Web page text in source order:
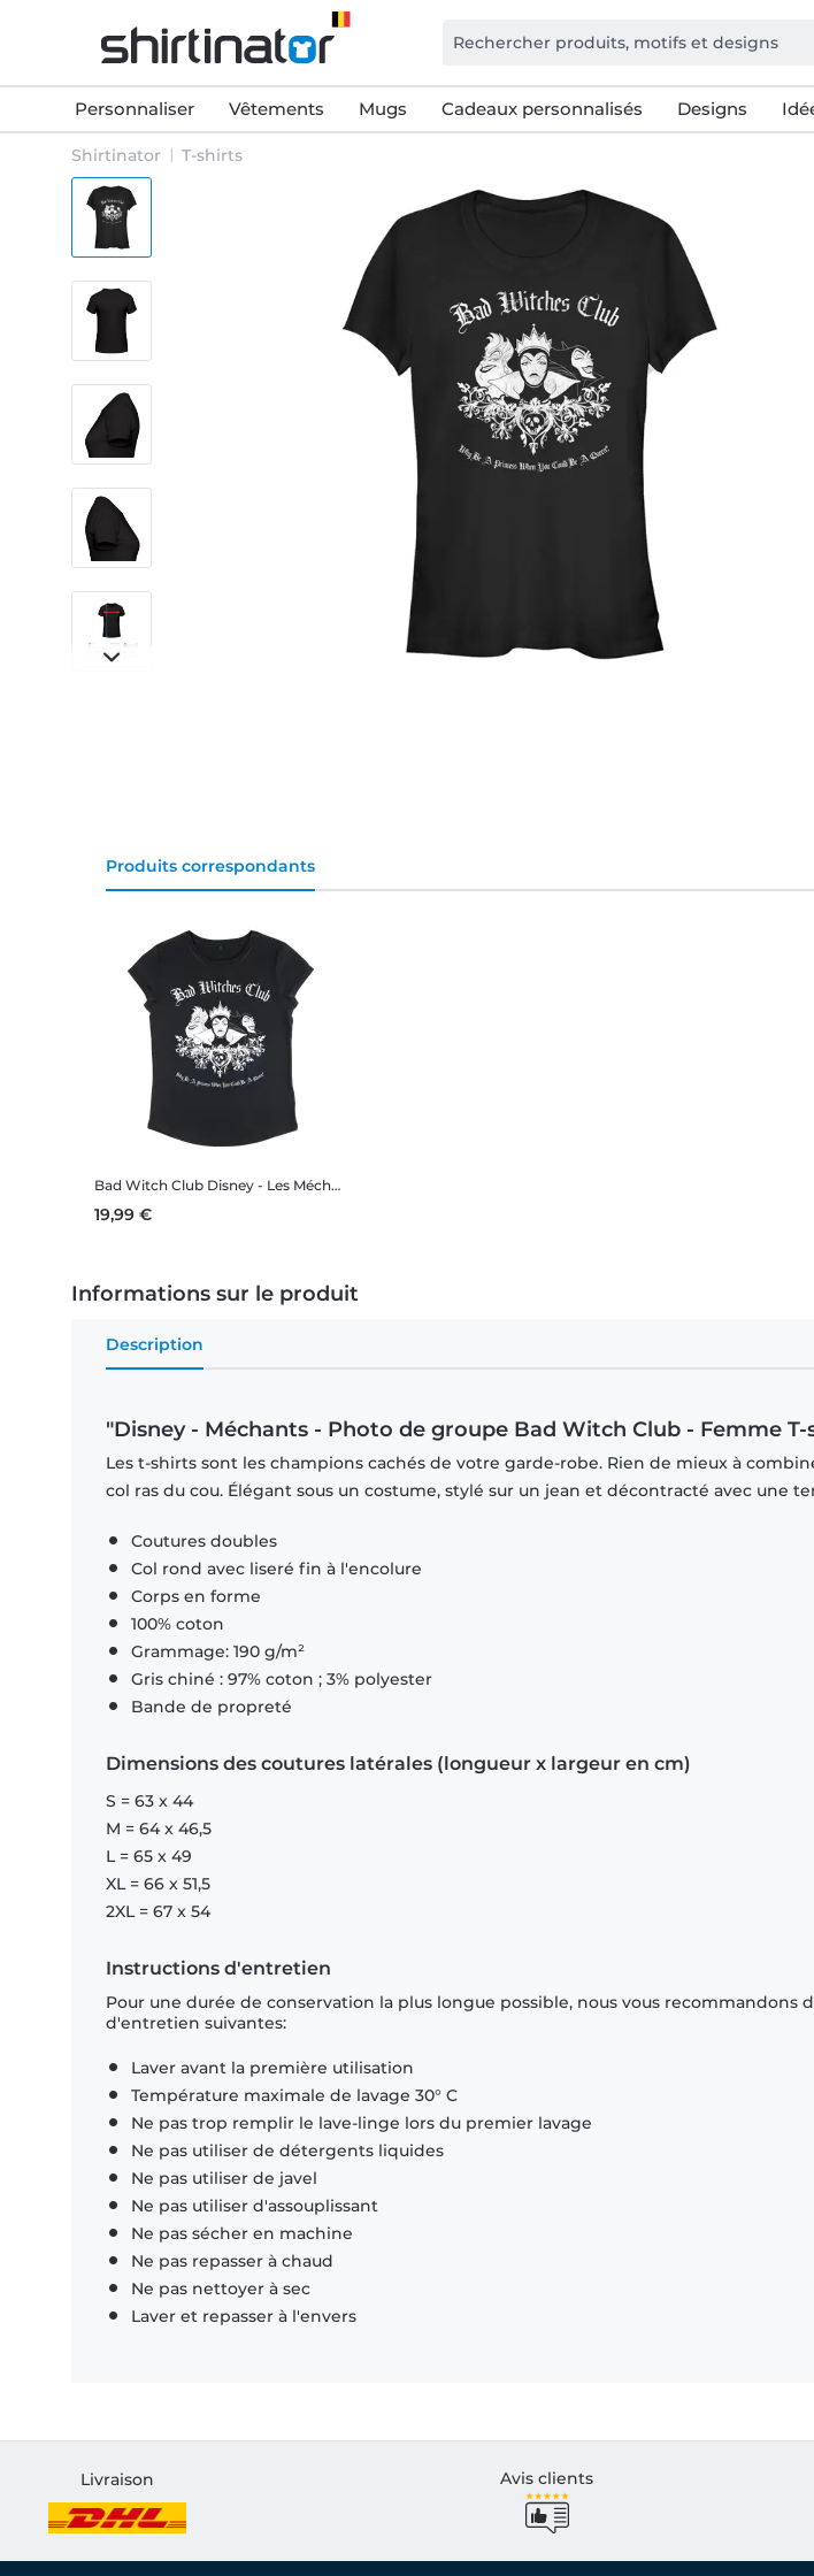
Personnaliser Vêtements Mugs Cadeaux personnalisés Designs
Shirtinator T-shirts
Produits correspondants
Bad Witch Club Disney - Les Méchants Disney - Bad Witch Club - Femme T-shirt
19,99 €
Informations sur le produit
Description
"Disney - Méchants - Photo de groupe Bad Witch Club - Femme
Les t-shirts sont les champions cachés de votre garde-robe. Rien de mieux à
col ras du cou. Élégant sous un costume, stylé sur un jean et décontracté avec une
Coutures doubles
Col rond avec liseré fin à l'encolure
Corps en forme
100% coton
Grammage: 190 g/m²
Gris chiné : 97% coton ; 3% polyester
Bande de propreté
Dimensions des coutures latérales (longueur x largeur en cm)
S = 63 x 44
M = 64 x 46,5
L = 65 x 49
XL = 66 x 51,5
2XL = 67 x 54
Instructions d'entretien
Pour une durée de conservation la plus longue possible, nous vous recommandons
d'entretien suivantes:
Laver avant la première utilisation
Température maximale de lavage 30° C
Ne pas trop remplir le lave-linge lors du premier lavage
Ne pas utiliser de détergents liquides
Ne pas utiliser de javel
Ne pas utiliser d'assouplissant
Ne pas sécher en machine
Ne pas repasser à chaud
Ne pas nettoyer à sec
Laver et repasser à l'envers
Livraison Avis clients